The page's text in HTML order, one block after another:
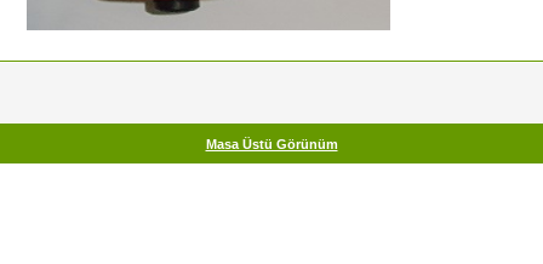
Masa Üstü Görünüm